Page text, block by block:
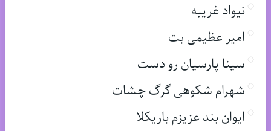
نیواد غریبه
امیر عظیمی بت
سینا پارسیان رو دست
شهرام شکوهی گرگ چشات
ایوان بند عزیزم باریکلا